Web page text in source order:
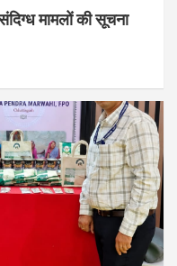
मामलों की सूचना